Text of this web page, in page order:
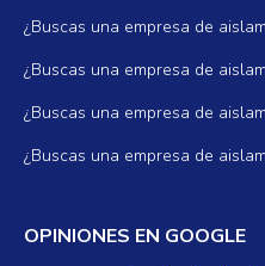
¿Buscas una empresa de
¿Buscas una empresa de
¿Buscas una empresa de
¿Buscas una empresa de
OPINIONES EN GOOGLE